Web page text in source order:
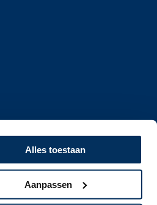
Alles toestaan
Aanpassen